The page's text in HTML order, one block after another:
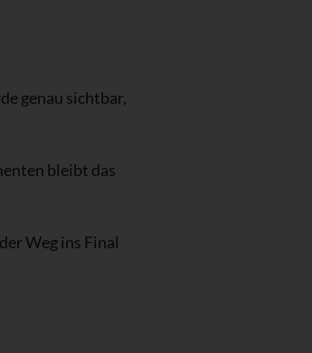
genau sichtbar,
bleibt das
Weg ins Final